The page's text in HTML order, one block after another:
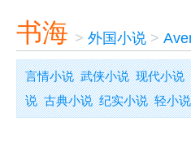
书海 > 外国小说 >
言情小说 武侠小说 现代小说
说 古典小说 纪实小说 轻小说